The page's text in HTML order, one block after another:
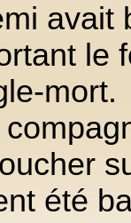
avait
le
mort.
été